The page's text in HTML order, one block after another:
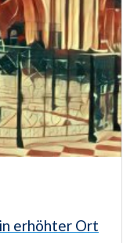
erhöhter Ort